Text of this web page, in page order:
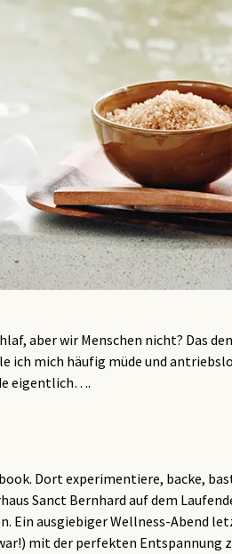
ich mich häufig müde und
eigentlich….
Dort experimentiere, backe,
Sanct Bernhard auf dem
Ein ausgiebiger Wellness-Abend
mit der perfekten Entspannung